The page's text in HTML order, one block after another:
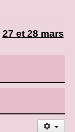
27 et 28 mars